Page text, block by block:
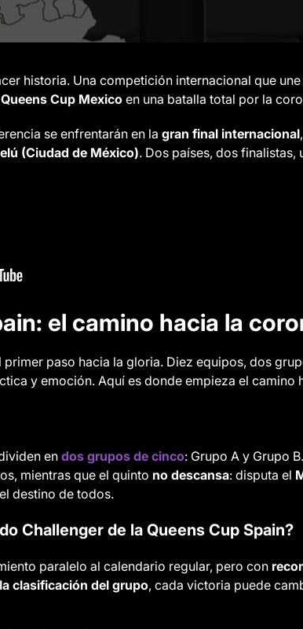
historia. Una competición internacional que
Queens Cup Mexico en una batalla total por la
se enfrentarán en la gran final internacional
(Ciudad de México). Dos países, dos finalistas,
el camino hacia la
primer paso hacia la gloria. Diez equipos, dos
y emoción. Aquí es donde empieza el camino
endos grupos de cinco: Grupo A y Grupo
mientras que el quinto no descansa: disputa el
destino de todos.
Challenger de la Queens Cup Spain?
paralelo al calendario regular, pero con
clasificación del grupo, cada victoria puede